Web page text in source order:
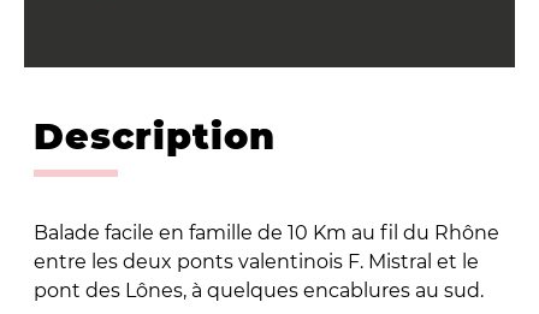
Description
Balade facile en famille de 10 Km au fil du Rhône
entre les deux ponts valentinois F. Mistral et le
pont des Lônes, à quelques encablures au sud.